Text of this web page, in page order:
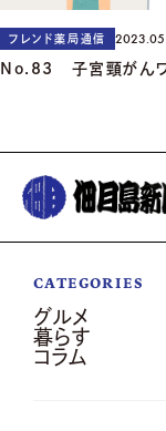
フレンド薬局通信 2023.05
No.83 子宮頸がんワ
CATEGORIES
グルメ
暮らす
コラム